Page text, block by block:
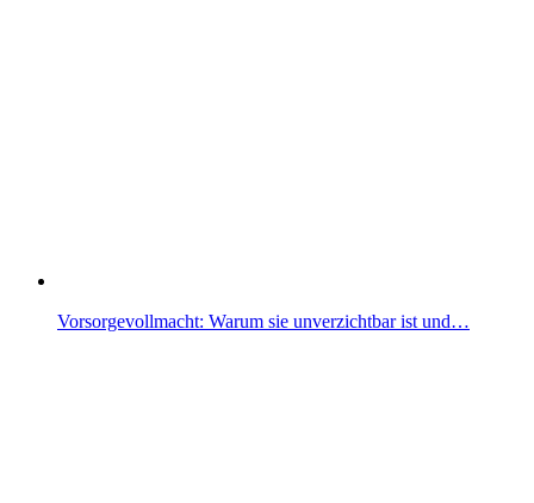
Vorsorgevollmacht: Warum sie unverzichtbar ist und…